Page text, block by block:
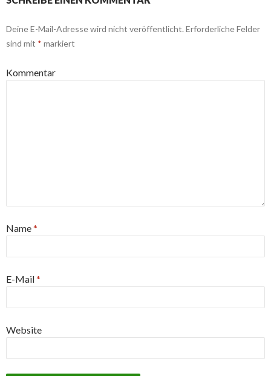
Deine E-Mail-Adresse wird nicht veröffentlicht. Erforderliche Felder
sind mit * markiert
Kommentar
Name*
E-Mail*
Website